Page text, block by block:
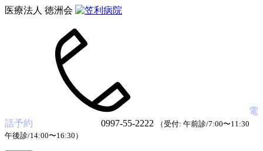
医療法人 徳洲会
電
話予約
0997-55-2222
（受付: 午前診/7:00〜11:30
午後診/14:00〜16:30）